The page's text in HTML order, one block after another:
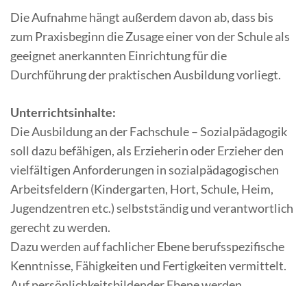
Die Aufnahme hängt außerdem davon ab, dass bis
zum Praxisbeginn die Zusage einer von der Schule als
geeignet anerkannten Einrichtung für die
Durchführung der praktischen Ausbildung vorliegt.
Unterrichtsinhalte:
Die Ausbildung an der Fachschule – Sozialpädagogik
soll dazu befähigen, als Erzieherin oder Erzieher den
vielfältigen Anforderungen in sozialpädagogischen
Arbeitsfeldern (Kindergarten, Hort, Schule, Heim,
Jugendzentren etc.) selbstständig und verantwortlich
gerecht zu werden.
Dazu werden auf fachlicher Ebene berufsspezifische
Kenntnisse, Fähigkeiten und Fertigkeiten vermittelt.